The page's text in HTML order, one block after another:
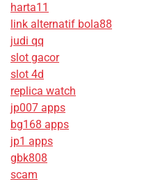
harta11
link alternatif bola88
judi qq
slot gacor
slot 4d
replica watch
jp007 apps
bg168 apps
jp1 apps
gbk808
scam